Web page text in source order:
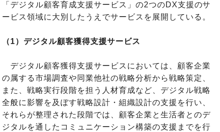
「デジタル顧客育成支援サービス」の2つのDX支援のサ
ービス領域に大別したうえでサービスを展開している。
（1）デジタル顧客獲得支援サービス
デジタル顧客獲得支援サービスにおいては、顧客企業
の属する市場調査や同業他社の戦略分析から戦略策定、
また、戦略実行段階を担う人材育成など、デジタル戦略
全般に影響を及ぼす戦略設計・組織設計の支援を行い、
それらが整理された段階では、顧客企業と生活者とのデ
ジタルを通したコミュニケーション構築の支援までを行